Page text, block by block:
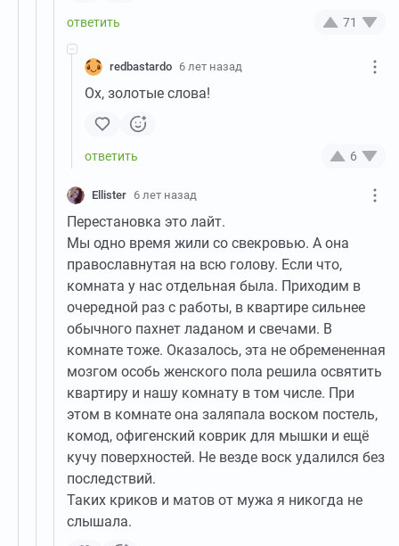
71
redbastardo 6 лет назад
Ох, золотые слова!
6
Ellister 6 лет назад
Перестановка это лайт.
Мы одно время жили со свекровью. А она
православнутая на всю голову. Если что,
комната у нас отдельная была. Приходим в
очередной раз с работы, в квартире сильнее
обычного пахнет ладаном и свечами. В
комнате тоже. Оказалось, эта не обремененная
мозгом особь женского пола решила освятить
квартиру и нашу комнату в том числе. При
этом в комнате она заляпала воском постель,
комод, офигенский коврик для мышки и ещё
кучу поверхностей. Не везде воск удалился без
последствий.
Таких криков и матов от мужа я никогда не
слышала.